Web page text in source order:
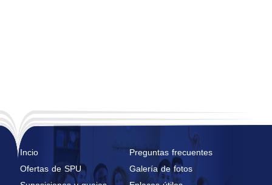
Incio
Preguntas frecuentes
Ofertas de SPU
Galería de fotos